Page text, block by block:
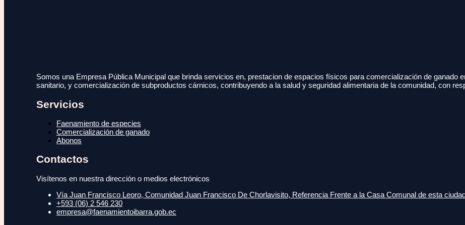
Somos una Empresa Pública Municipal que brinda servicios en, prestacion de espacios físicos para comercialización de ganado
sanitario, y comercialización de subproductos cárnicos, contribuyendo a la salud y seguridad alimentaria de la comunidad, con
Servicios
Faenamiento de especies
Comercialización de ganado
Abonos
Contactos
Visítenos en nuestra dirección o medios electrónicos
Vía Juan Francisco Leoro, Comunidad Juan Francisco De Chorlavisito, Referencia Frente a la Casa Comunal de esta
+593 (06) 2 546 230
empresa@faenamientoibarra.gob.ec